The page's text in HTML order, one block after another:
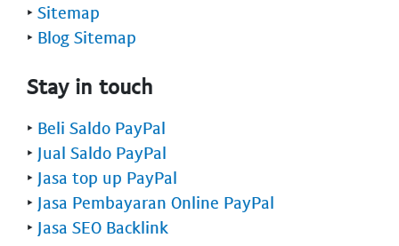
‣ Sitemap
‣ Blog Sitemap
Stay in touch
‣ Beli Saldo PayPal
‣ Jual Saldo PayPal
‣ Jasa top up PayPal
‣ Jasa Pembayaran Online PayPal
‣ Jasa SEO Backlink